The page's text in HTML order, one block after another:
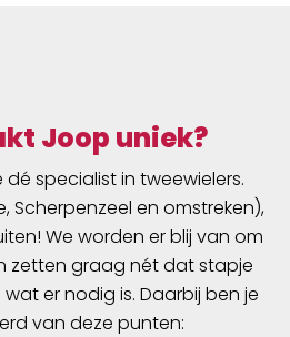
Joop uniek?
dé specialist in tweewielers.
Scherpenzeel en omstreken),
We worden er blij van om
zetten graag nét dat stapje
er nodig is. Daarbij ben je
van deze punten: